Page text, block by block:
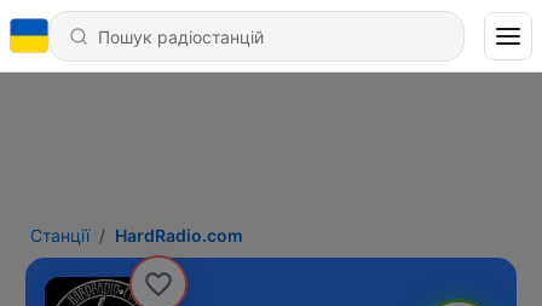
Станції HardRadio.com